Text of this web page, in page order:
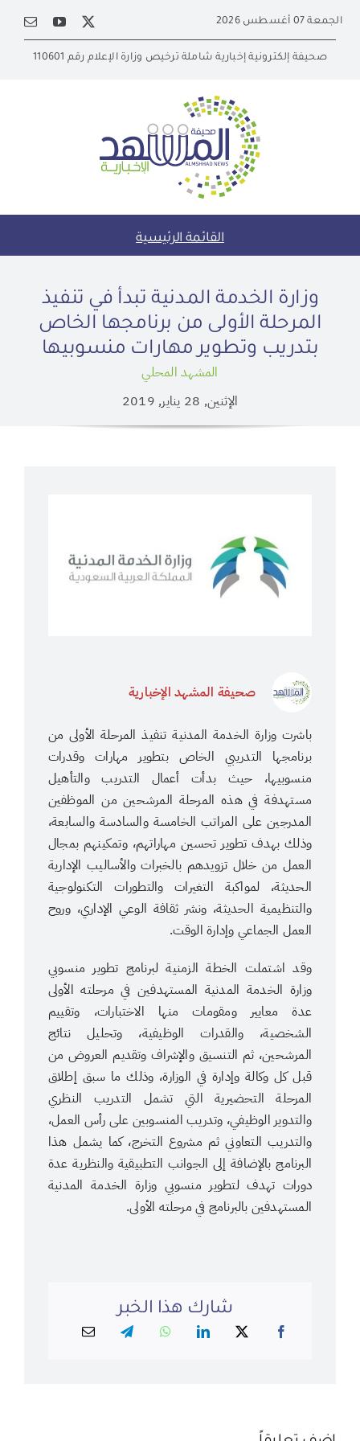
content
الجمعة 07 أغسطس 2026
صحيفة إلكترونية إخبارية شاملة ترخيص وزارة الإعلام رقم 110601
القائمة الرئيسية
وزارة الخدمة المدنية تبدأ في تنفيذ
المرحلة الأولى من برنامجها الخاص
بتدريب وتطوير مهارات منسوبيها
المشهد المحلي
الإثنين, 28 يناير, 2019
صحيفة المشهد الإخبارية
باشرت وزارة الخدمة المدنية تنفيذ المرحلة الأولى من
برنامجها التدريبي الخاص بتطوير مهارات وقدرات
منسوبيها، حيث بدأت أعمال التدريب والتأهيل
مستهدفة في هذه المرحلة المرشحين من الموظفين
المدرجين على المراتب الخامسة والسادسة والسابعة،
وذلك بهدف تطوير تحسين مهاراتهم، وتمكينهم بمجال
العمل من خلال تزويدهم بالخبرات والأساليب الإدارية
الحديثة، لمواكبة التغيرات والتطورات التكنولوجية
والتنظيمية الحديثة، ونشر ثقافة الوعي الإداري، وروح
العمل الجماعي وإدارة الوقت.
وقد اشتملت الخطة الزمنية لبرنامج تطوير منسوبي
وزارة الخدمة المدنية المستهدفين في مرحلته الأولى
عدة معايير ومقومات منها الاختبارات، وتقييم
الشخصية، والقدرات الوظيفية، وتحليل نتائج
المرشحين، ثم التنسيق والإشراف وتقديم العروض من
قبل كل وكالة وإدارة في الوزارة، وذلك ما سبق إطلاق
المرحلة التحضيرية التي تشمل التدريب النظري
والتدوير الوظيفي، وتدريب المنسوبين على رأس العمل،
والتدريب التعاوني ثم مشروع التخرج، كما يشمل هذا
البرنامج بالإضافة إلى الجوانب التطبيقية والنظرية عدة
دورات تهدف لتطوير منسوبي وزارة الخدمة المدنية
المستهدفين بالبرنامج في مرحلته الأولى.
شارك هذا الخبر